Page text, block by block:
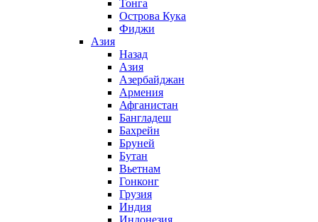
Тонга
Острова Кука
Фиджи
Азия
Назад
Азия
Азербайджан
Армения
Афганистан
Бангладеш
Бахрейн
Бруней
Бутан
Вьетнам
Гонконг
Грузия
Индия
Индонезия